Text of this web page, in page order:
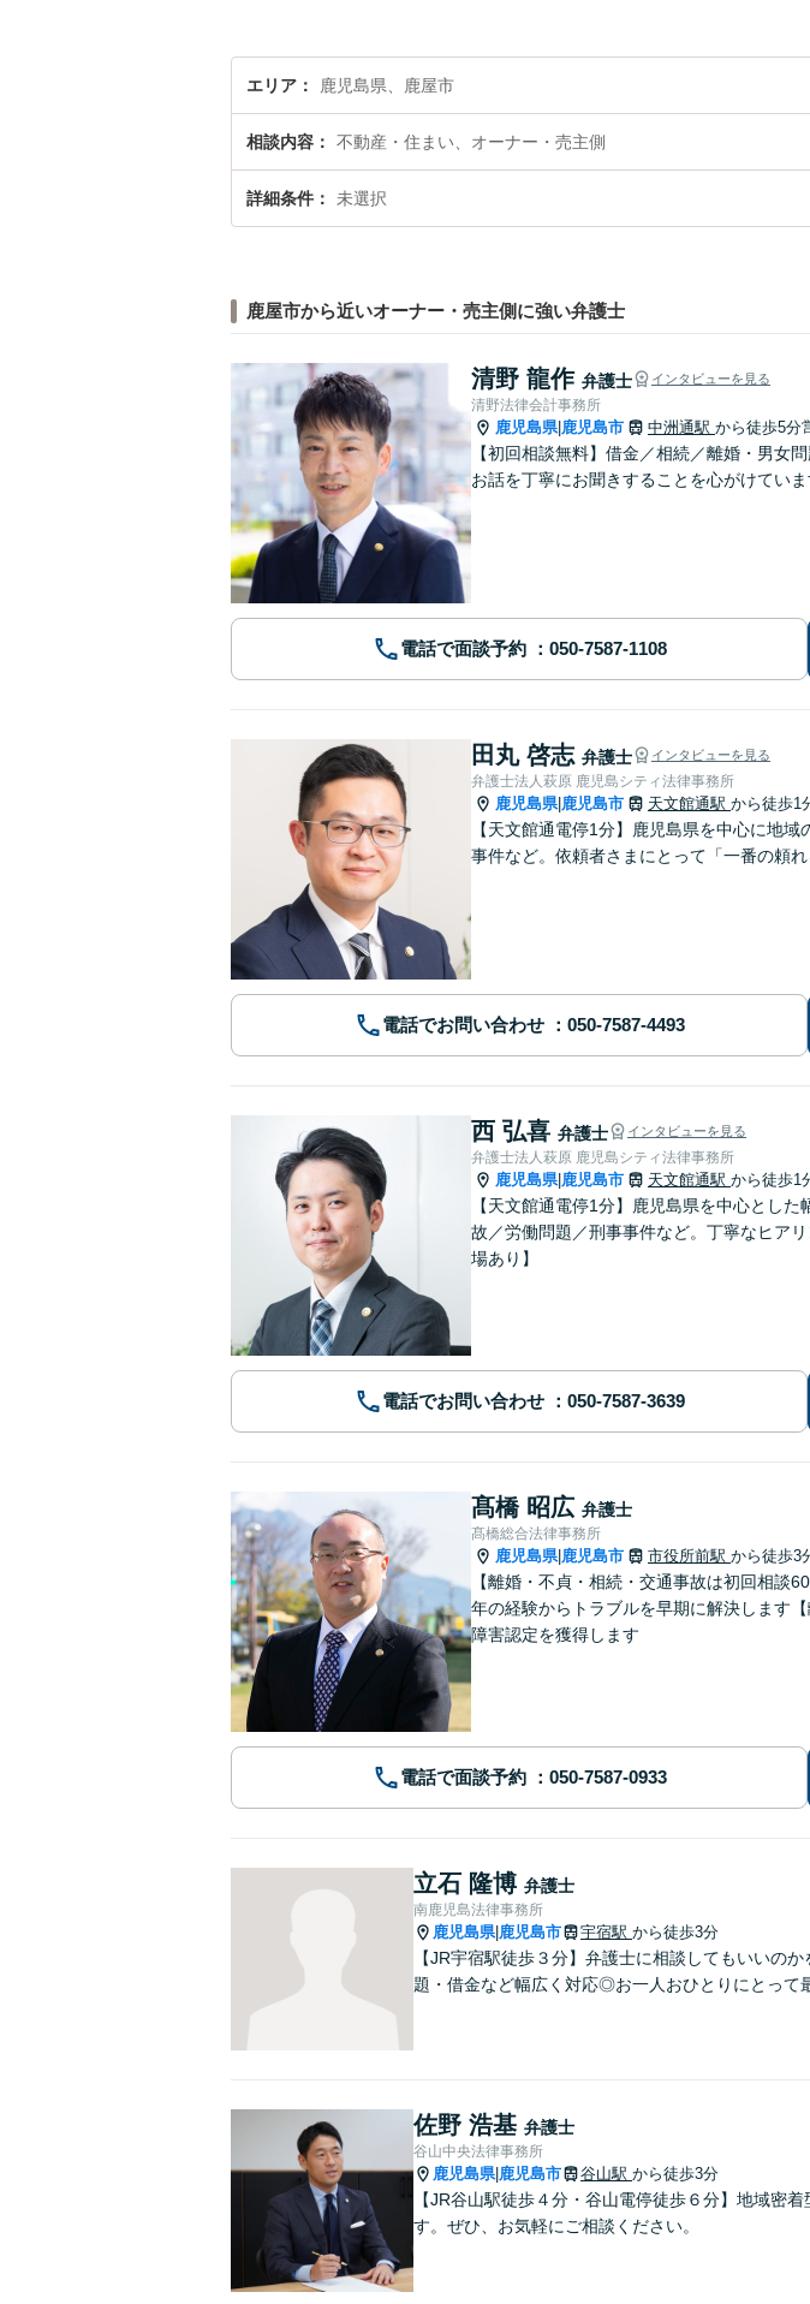
エリア 鹿児島県、鹿屋市
相談内容 不動産・住まい、オーナー・売主側
詳細条件 未選択
鹿屋市から近いオーナー・売主側に強い弁護士
清野 龍作 弁護士 インタビューを見る
清野法律会計事務所
鹿児島県| 鹿児島市 中洲通駅 から徒歩5分
【初回相談無料】借金／相続／離婚・男女
お話を丁寧にお聞きすることを心がけてい
電話で面談予約
田丸 啓志 弁護士 インタビューを見る
弁護士法人萩原 鹿児島シティ法律事務所
鹿児島県| 鹿児島市 天文館通駅 から徒歩1
【天文館通電停1分】鹿児島県を中心に地
事件など。依頼者さまにとって「一番の頼
電話でお問い合わせ
西 弘喜 弁護士 インタビューを見る
弁護士法人萩原 鹿児島シティ法律事務所
鹿児島県| 鹿児島市 天文館通駅 から徒歩1
【天文館通電停1分】鹿児島県を中心とし
故／労働問題／刑事事件など。丁寧なヒア
場あり】
電話でお問い合わせ
髙橋 昭広 弁護士
髙橋総合法律事務所
鹿児島県| 鹿児島市 市役所前駅 から徒歩3
【離婚・不貞・相続・交通事故は初回相談
年の経験からトラブルを早期に解決します
障害認定を獲得します
電話で面談予約
立石 隆博 弁護士
南鹿児島法律事務所
鹿児島県| 鹿児島市 宇宿駅 から徒歩3分
【JR宇宿駅徒歩３分】弁護士に相談してもいいの
題・借金など幅広く対応◎お一人おひとりにとって
佐野 浩基 弁護士
谷山中央法律事務所
鹿児島県| 鹿児島市 谷山駅 から徒歩3分
【JR谷山駅徒歩４分・谷山電停徒歩６分】地域密
す。ぜひ、お気軽にご相談ください。